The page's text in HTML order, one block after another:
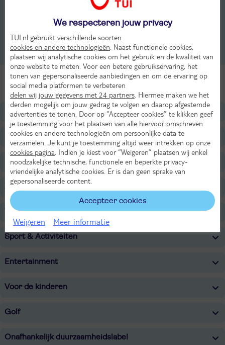
2-persoonskamer, Deluxe Suite, 1-4 pers
2-persoonskamer, Deluxe Beachfront, 2-4 pers
Alle Kamers
Ligging
Faciliteiten
Restaurants/Bars
Zwembaden
Wellness
Sport & Activiteiten
Entertainment
Voor de kinderen
Golf
Onafhankelijk duurzaamheidslabel
We respecteren jouw privacy
TUI.nl gebruikt verschillende soorten
cookies en andere technologieën . Naast functionele cookies,
plaatsen wij analytische cookies om het gebruik en de kwaliteit van
onze website te meten. Voor een betere gebruikservaring, het
tonen van gepersonaliseerde aanbiedingen en om de ervaring op
social media platformen te verbeteren
delen wij jouw gegevens met 24 partners . Hiermee maken we het
derden mogelijk om jouw gedrag te volgen en daarop afgestemde
advertenties te tonen. Door op “Accepteer cookies” te klikken geef
je toestemming voor het plaatsen van alle hiervoor omschreven
cookies en andere technologieën om persoonlijke data te
verzamelen. Je kunt je toestemming altijd weer intrekken op onze
cookies pagina . Indien je kiest voor “Weigeren” plaatsen wij enkel
noodzakelijke technische, functionele en beperkte privacy-
vriendelijke analytische cookies. Er is dan geen sprake van
gepersonaliseerde content.
Accepteer cookies
Weigeren Meer informatie